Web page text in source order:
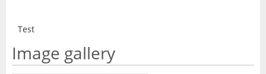
Test
Image gallery